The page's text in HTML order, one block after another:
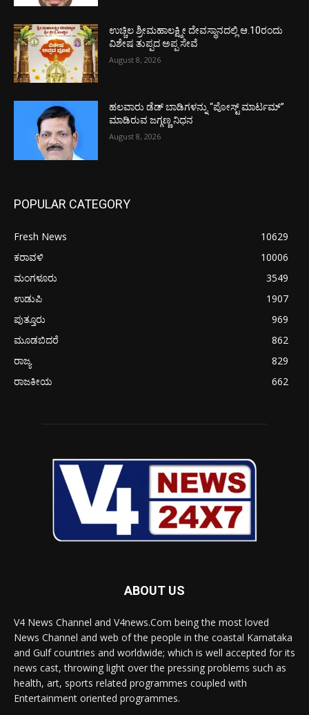
ಉಚ್ಚಿಲ ಶ್ರೀಮಹಾಲಕ್ಷ್ಮೀ ದೇವಸ್ಥಾನದಲ್ಲಿ ಆ.10ರಂದು
ವಿಶೇಷ ತುಪ್ಪದ ಅಪ್ಪ ಸೇವೆ
August 8, 2026
ಹಲವಾರು ಡೆಡ್ ಬಾಡಿಗಳನ್ನು “ಪೋಸ್ಟ್ ಮಾರ್ಟಮ್”
ಮಾಡಿರುವ ಜಗ್ಗಣ್ಣ ನಿಧನ
August 8, 2026
POPULAR CATEGORY
Fresh News
10629
ಕರಾವಳಿ
10006
ಮಂಗಳೂರು
3549
ಉಡುಪಿ
1907
ಪುತ್ತೂರು
969
ಮೂಡಬಿದರೆ
862
ರಾಜ್ಯ
829
ರಾಜಕೀಯ
662
ABOUT US
V4 News Channel and V4news.Com being the most loved
News Channel and web of the people in the coastal Karnataka
and Gulf countries and worldwide; which is well accepted for its
news cast, throwing light over the pressing problems such as
health, art, sports related programmes coupled with
Entertainment oriented programmes.